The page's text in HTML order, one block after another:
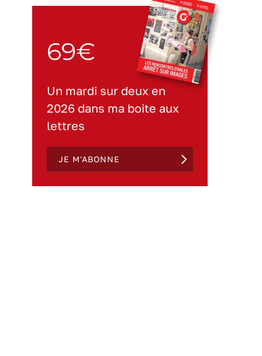
69€
Un mardi sur deux en
2026 dans ma boite aux
lettres
JE M'ABONNE